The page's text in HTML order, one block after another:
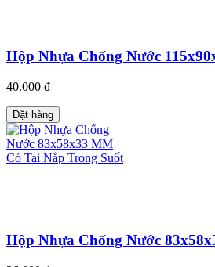
Hộp Nhựa Chống Nước
40.000 đ
Đặt hàng
Hộp Nhựa Chống Nước